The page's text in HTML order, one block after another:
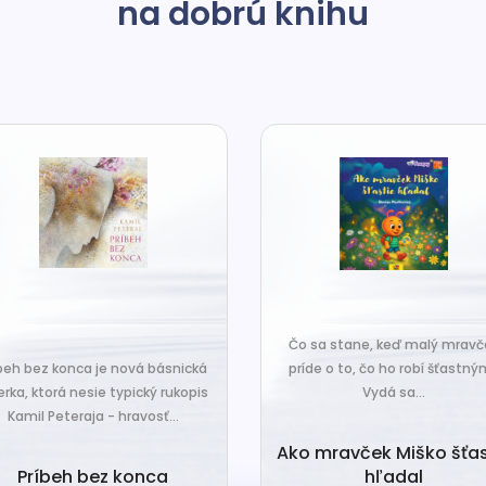
na dobrú knihu
o to, čo ho robí šťastným?
Vydá sa...
hľadal
Čo sa stane, keď sa do
zákutiny škriatkov prisťahuje
Babka Tvorilka